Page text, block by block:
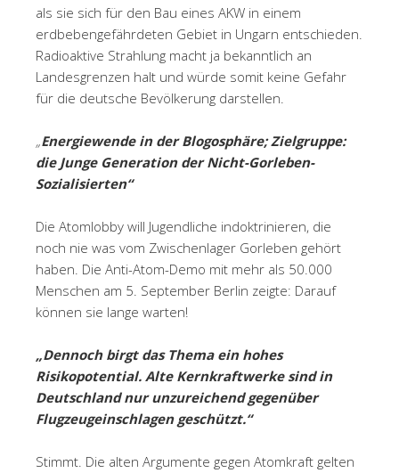
als sie sich für den Bau eines AKW in einem
erdbebengefährdeten Gebiet in Ungarn entschieden.
Radioaktive Strahlung macht ja bekanntlich an
Landesgrenzen halt und würde somit keine Gefahr
für die deutsche Bevölkerung darstellen.
„Energiewende in der Blogosphäre; Zielgruppe:
die Junge Generation der Nicht-Gorleben-
Sozialisierten“
Die Atomlobby will Jugendliche indoktrinieren, die
noch nie was vom Zwischenlager Gorleben gehört
haben. Die Anti-Atom-Demo mit mehr als 50.000
Menschen am 5. September Berlin zeigte: Darauf
können sie lange warten!
„Dennoch birgt das Thema ein hohes
Risikopotential. Alte Kernkraftwerke sind in
Deutschland nur unzureichend gegenüber
Flugzeugeinschlagen geschützt.“
Stimmt. Die alten Argumente gegen Atomkraft gelten